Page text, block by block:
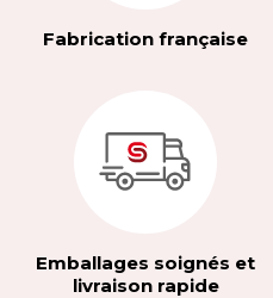
Fabrication française
Emballages soignés et
livraison rapide